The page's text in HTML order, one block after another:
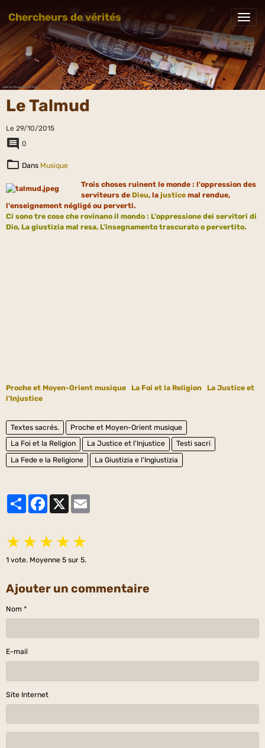
Chercheurs de vérités
Le Talmud
Le 29/10/2015
0
Dans Musique
Trois choses ruinent le monde : l'oppression des
serviteurs de Dieu, la justice mal rendue,
l'enseignement négligé ou perverti.
Ci sono tre cose che rovinano il mondo : L'oppressione dei servitori di
Dio, La giustizia mal resa, L'insegnamento trascurato o pervertito.
Proche et Moyen-Orient musique La Foi et la Religion
La Justice et
l'Injustice
Textes sacrés.
Proche et Moyen-Orient musique
La Foi et la Religion
La Justice et l'Injustice
Testi sacri
La Fede e la Religione
La Giustizia e l'Ingiustizia
PartagerFacebook
★ ★ ★ ★ ★
1 vote. Moyenne 5 sur 5.
Ajouter un commentaire
Nom
E-mail
Site Internet